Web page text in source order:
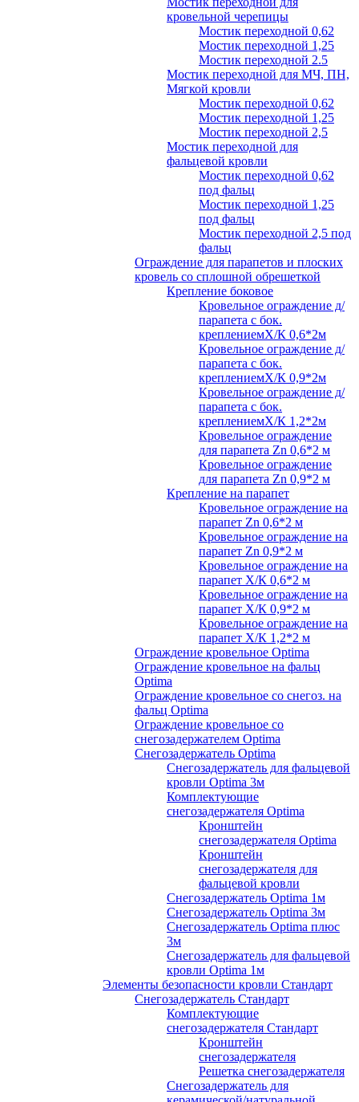
кровельной черепицы
Мостик переходной 0,62
Мостик переходной 1,25
Мостик переходной 2.5
Мостик переходной для МЧ, ПН,
Мягкой кровли
Мостик переходной 0,62
Мостик переходной 1,25
Мостик переходной 2,5
Мостик переходной для
фальцевой кровли
Мостик переходной 0,62
под фальц
Мостик переходной 1,25
под фальц
Мостик переходной 2,5 под
фальц
Ограждение для парапетов и плоских
кровель со сплошной обрешеткой
Крепление боковое
Кровельное ограждение д/
парапета с бок.
креплениемХ/К 0,6*2м
Кровельное ограждение д/
парапета с бок.
креплениемХ/К 0,9*2м
Кровельное ограждение д/
парапета с бок.
креплениемХ/К 1,2*2м
Кровельное ограждение
для парапета Zn 0,6*2 м
Кровельное ограждение
для парапета Zn 0,9*2 м
Крепление на парапет
Кровельное ограждение на
парапет Zn 0,6*2 м
Кровельное ограждение на
парапет Zn 0,9*2 м
Кровельное ограждение на
парапет Х/К 0,6*2 м
Кровельное ограждение на
парапет Х/К 0,9*2 м
Кровельное ограждение на
парапет Х/К 1,2*2 м
Ограждение кровельное Optima
Ограждение кровельное на фальц
Optima
Ограждение кровельное со снегоз. на
фальц Optima
Ограждение кровельное со
снегозадержателем Optima
Снегозадержатель Optima
Снегозадержатель для фальцевой
кровли Optima 3м
Комплектующие
снегозадержателя Optima
Кронштейн
снегозадержателя Optima
Кронштейн
снегозадержателя для
фальцевой кровли
Снегозадержатель Optima 1м
Снегозадержатель Optima 3м
Снегозадержатель Optima плюс
3м
Снегозадержатель для фальцевой
кровли Optima 1м
Элементы безопасности кровли Стандарт
Снегозадержатель Стандарт
Комплектующие
снегозадержателя Стандарт
Кронштейн
снегозадержателя
Решетка снегозадержателя
Снегозадержатель для